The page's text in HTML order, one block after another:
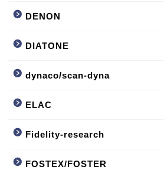
DENON
DIATONE
dynaco/scan-dyna
ELAC
Fidelity-research
FOSTEX/FOSTER